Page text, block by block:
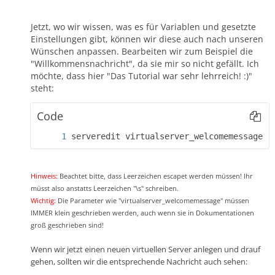
Jetzt, wo wir wissen, was es für Variablen und gesetzte
Einstellungen gibt, können wir diese auch nach unseren
Wünschen anpassen. Bearbeiten wir zum Beispiel die
"Willkommensnachricht", da sie mir so nicht gefällt. Ich
möchte, dass hier "Das Tutorial war sehr lehrreich! :)"
steht:
Code
serveredit
Hinweis: Beachtet bitte, dass Leerzeichen escapet werden müssen! Ihr
müsst also anstatts Leerzeichen "\s" schreiben.
Wichtig: Die Parameter wie "virtualserver_welcomemessage" müssen
IMMER klein geschrieben werden, auch wenn sie in Dokumentationen
groß geschrieben sind!
Wenn wir jetzt einen neuen virtuellen Server anlegen und drauf
gehen, sollten wir die entsprechende Nachricht auch sehen: